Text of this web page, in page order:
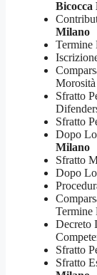
Bicocca
Milano
Termine
Sfratto
Sfratto
Dopo Lo
Milano
Sfratto
Dopo
Termine
Decreto
Sfratto
Sfratto